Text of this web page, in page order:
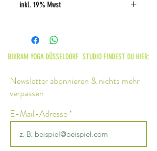
inkl. 19% Mwst
BIKRAM YOGA DÜSSELDORF STUDIO FINDEST DU HIER:
Newsletter abonnieren & nichts mehr
verpassen
E-Mail-Adresse